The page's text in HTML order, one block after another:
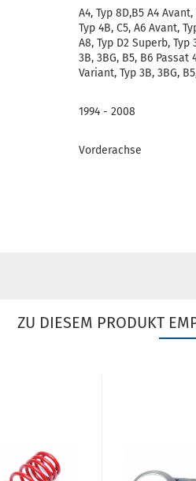
A4, Typ 8D,B5 A4
Typ 4B, C5, A6 Avant,
A8, Typ D2 Superb,
3B, 3BG, B5, B6
Variant, Typ 3B, 3BG,
1994 - 2008
Vorderachse
ZU DIESEM PRODUKT